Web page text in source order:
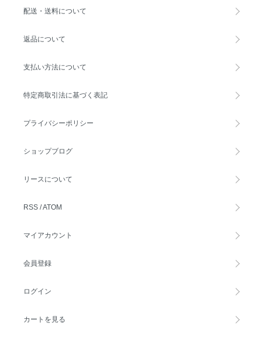
配送・送料について
返品について
支払い方法について
特定商取引法に基づく表記
プライバシーポリシー
ショップブログ
リースについて
RSS /ATOM
マイアカウント
会員登録
ログイン
カートを見る